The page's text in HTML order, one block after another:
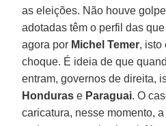
as eleições. Não houve
adotadas têm o perfil das
agora por Michel Temer, isto
choque. É ideia de que
entram, governos de direita,
Honduras e Paraguai. O
caricatura, nesse momento, a